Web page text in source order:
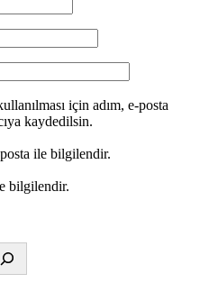
için adım, e-posta
kaydedilsin.
ile bilgilendir.
bilgilendir.